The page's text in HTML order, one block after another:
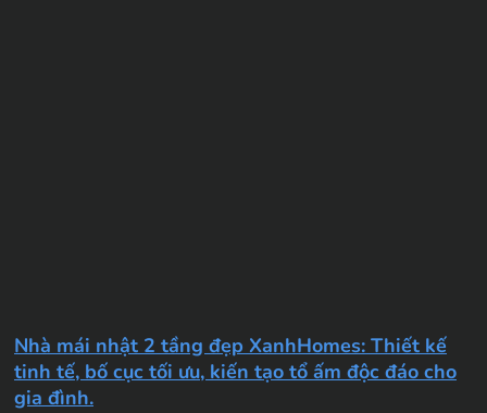
Nhà mái nhật 2 tầng đẹp XanhHomes: Thiết kế
tinh tế, bố cục tối ưu, kiến tạo tổ ấm độc đáo cho
gia đình.